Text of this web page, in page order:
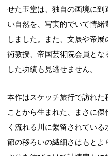
せた玉堂は、独自の画境に
い自然を、写実的でいて情
しました。また、文展や帝
術教授、帝国芸術院会員と
した功績も見逃せません。
本作はスケッチ旅行で訪れ
ことから生まれた、まさに
く流れる川に繫留されてい
節の移ろいの繊細さはもと